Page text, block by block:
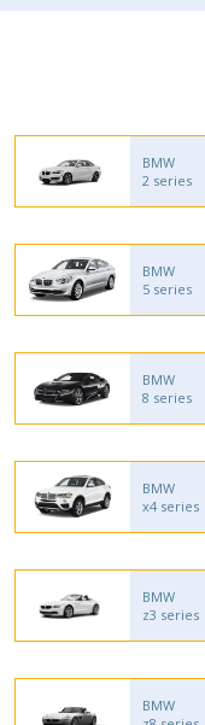
BMW
2 series
BMW
5 series
BMW
8 series
BMW
x4 series
BMW
z3 series
BMW